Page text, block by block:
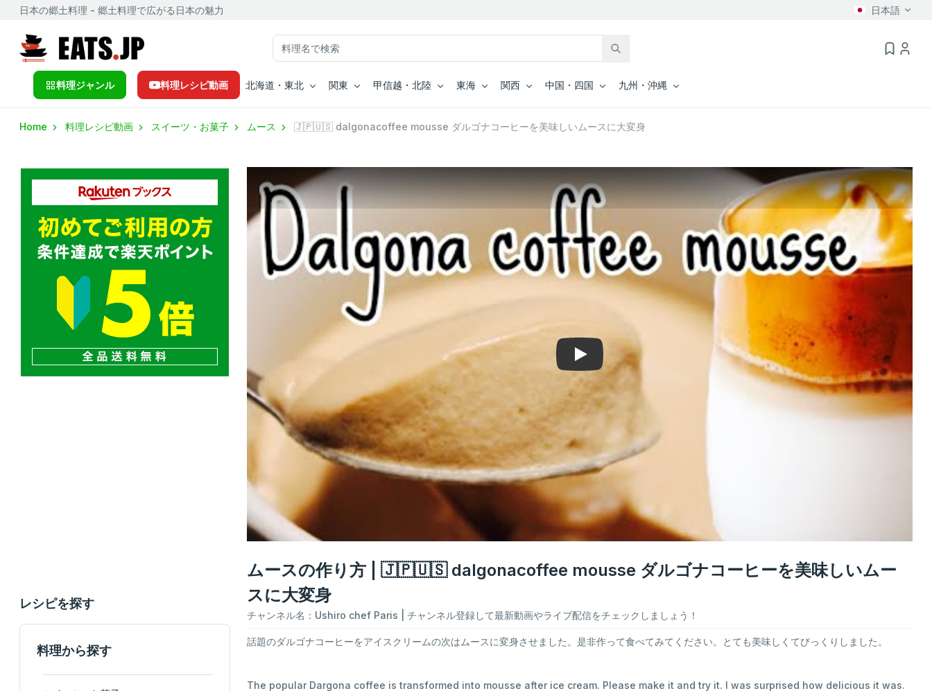
日本の郷土料理 - 郷土料理で広がる日本の魅力 日本語
料理ジャンル 料理レシピ動画 北海道・東北 関東 甲信越・北陸 東海 関西 中国・四国 九州・沖縄
Home 料理レシピ動画 スイーツ・お菓子 ムース 🇯🇵🇺🇸 dalgonacoffee mousse ダルゴナコーヒーを美味しいムースに大変身
レシピを探す
料理から探す
Play
ムースの作り方 | 🇯🇵🇺🇸 dalgonacoffee mousse ダルゴナコーヒーを美味しいムー
スに大変身
チャンネル名： Ushiro chef Paris | チャンネル登録して最新動画やライブ配信をチェックしましょう！
話題のダルゴナコーヒーをアイスクリームの次はムースに変身させました。是非作って食べてみてください。とても美味しくてびっくりしました。
The popular Dargona coffee is transformed into mousse after ice cream. Please make it and try it. I was surprised how delicious it was.